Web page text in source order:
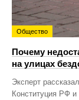
Общество
Почему
на улицах
Эксперт
Конституция РФ